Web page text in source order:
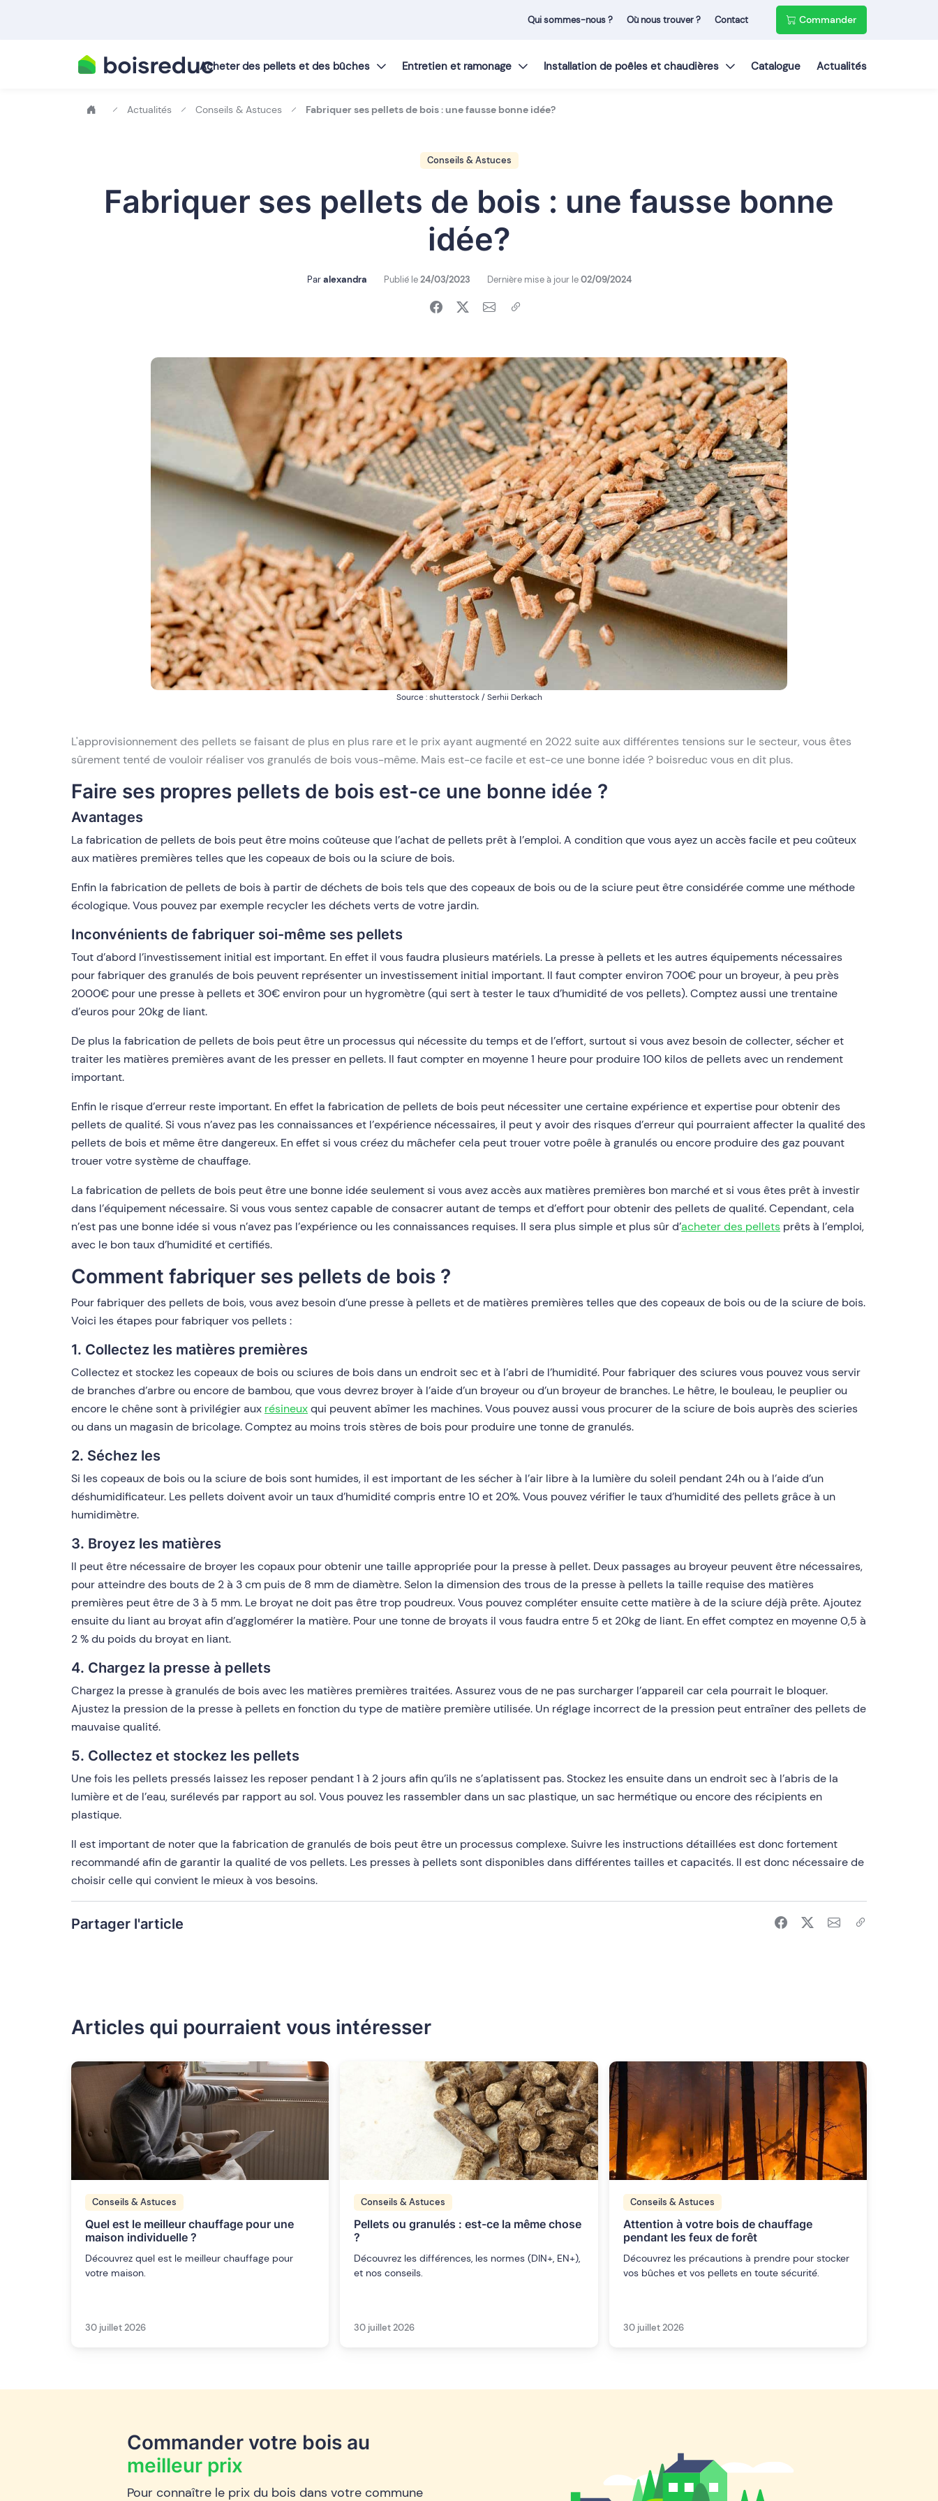
Acheter des pellets et des bûches Entretien et ramonage Installation de poêles et chaudières Catalogue Actualités
Qui sommes-nous ? Où nous trouver ? Contact Commander
Actualités Conseils & Astuces Fabriquer ses pellets de bois : une fausse bonne idée?
Conseils & Astuces
Fabriquer ses pellets de bois : une fausse bonne
idée?
Paralexandra Publié le24/03/2023 Dernière mise à jour le02/09/2024
Source : shutterstock / Serhii Derkach
L'approvisionnement des pellets se faisant de plus en plus rare et le prix ayant augmenté en 2022 suite aux différentes tensions sur le secteur, vous êtes
sûrement tenté de vouloir réaliser vos granulés de bois vous-même. Mais est-ce facile et est-ce une bonne idée ? boisreduc vous en dit plus.
Faire ses propres pellets de bois est-ce une bonne idée ?
Avantages
La fabrication de pellets de bois peut être moins coûteuse que l’achat de pellets prêt à l’emploi. A condition que vous ayez un accès facile et peu coûteux
aux matières premières telles que les copeaux de bois ou la sciure de bois.
Enfin la fabrication de pellets de bois à partir de déchets de bois tels que des copeaux de bois ou de la sciure peut être considérée comme une méthode
écologique. Vous pouvez par exemple recycler les déchets verts de votre jardin.
Inconvénients de fabriquer soi-même ses pellets
Tout d’abord l’investissement initial est important. En effet il vous faudra plusieurs matériels. La presse à pellets et les autres équipements nécessaires
pour fabriquer des granulés de bois peuvent représenter un investissement initial important. Il faut compter environ 700€ pour un broyeur, à peu près
2000€ pour une presse à pellets et 30€ environ pour un hygromètre (qui sert à tester le taux d’humidité de vos pellets). Comptez aussi une trentaine
d’euros pour 20kg de liant.
De plus la fabrication de pellets de bois peut être un processus qui nécessite du temps et de l’effort, surtout si vous avez besoin de collecter, sécher et
traiter les matières premières avant de les presser en pellets. Il faut compter en moyenne 1 heure pour produire 100 kilos de pellets avec un rendement
important.
Enfin le risque d’erreur reste important. En effet la fabrication de pellets de bois peut nécessiter une certaine expérience et expertise pour obtenir des
pellets de qualité. Si vous n’avez pas les connaissances et l’expérience nécessaires, il peut y avoir des risques d’erreur qui pourraient affecter la qualité des
pellets de bois et même être dangereux. En effet si vous créez du mâchefer cela peut trouer votre poêle à granulés ou encore produire des gaz pouvant
trouer votre système de chauffage.
La fabrication de pellets de bois peut être une bonne idée seulement si vous avez accès aux matières premières bon marché et si vous êtes prêt à investir
dans l’équipement nécessaire. Si vous vous sentez capable de consacrer autant de temps et d’effort pour obtenir des pellets de qualité. Cependant, cela
n’est pas une bonne idée si vous n’avez pas l’expérience ou les connaissances requises. Il sera plus simple et plus sûr d’acheter des pellets prêts à l’emploi,
avec le bon taux d’humidité et certifiés.
Comment fabriquer ses pellets de bois ?
Pour fabriquer des pellets de bois, vous avez besoin d’une presse à pellets et de matières premières telles que des copeaux de bois ou de la sciure de bois.
Voici les étapes pour fabriquer vos pellets :
1. Collectez les matières premières
Collectez et stockez les copeaux de bois ou sciures de bois dans un endroit sec et à l’abri de l’humidité. Pour fabriquer des sciures vous pouvez vous servir
de branches d’arbre ou encore de bambou, que vous devrez broyer à l’aide d’un broyeur ou d’un broyeur de branches. Le hêtre, le bouleau, le peuplier ou
encore le chêne sont à privilégier aux résineuxqui peuvent abîmer les machines. Vous pouvez aussi vous procurer de la sciure de bois auprès des scieries
ou dans un magasin de bricolage. Comptez au moins trois stères de bois pour produire une tonne de granulés.
2. Séchez les
Si les copeaux de bois ou la sciure de bois sont humides, il est important de les sécher à l’air libre à la lumière du soleil pendant 24h ou à l’aide d’un
déshumidificateur. Les pellets doivent avoir un taux d’humidité compris entre 10 et 20%. Vous pouvez vérifier le taux d’humidité des pellets grâce à un
humidimètre.
3. Broyez les matières
Il peut être nécessaire de broyer les copaux pour obtenir une taille appropriée pour la presse à pellet. Deux passages au broyeur peuvent être nécessaires,
pour atteindre des bouts de 2 à 3 cm puis de 8 mm de diamètre. Selon la dimension des trous de la presse à pellets la taille requise des matières
premières peut être de 3 à 5 mm. Le broyat ne doit pas être trop poudreux. Vous pouvez compléter ensuite cette matière à de la sciure déjà prête. Ajoutez
ensuite du liant au broyat afin d’agglomérer la matière. Pour une tonne de broyats il vous faudra entre 5 et 20kg de liant. En effet comptez en moyenne 0,5 à
2 % du poids du broyat en liant.
4. Chargez la presse à pellets
Chargez la presse à granulés de bois avec les matières premières traitées. Assurez vous de ne pas surcharger l’appareil car cela pourrait le bloquer.
Ajustez la pression de la presse à pellets en fonction du type de matière première utilisée. Un réglage incorrect de la pression peut entraîner des pellets de
mauvaise qualité.
5. Collectez et stockez les pellets
Une fois les pellets pressés laissez les reposer pendant 1 à 2 jours afin qu’ils ne s’aplatissent pas. Stockez les ensuite dans un endroit sec à l’abris de la
lumière et de l’eau, surélevés par rapport au sol. Vous pouvez les rassembler dans un sac plastique, un sac hermétique ou encore des récipients en
plastique.
Il est important de noter que la fabrication de granulés de bois peut être un processus complexe. Suivre les instructions détaillées est donc fortement
recommandé afin de garantir la qualité de vos pellets. Les presses à pellets sont disponibles dans différentes tailles et capacités. Il est donc nécessaire de
choisir celle qui convient le mieux à vos besoins.
Partager l'article
Articles qui pourraient vous intéresser
Conseils & Astuces
Quel est le meilleur chauffage pour une
maison individuelle ?
Découvrez quel est le meilleur chauffage pour
votre maison.
30 juillet 2026
Conseils & Astuces
Pellets ou granulés : est-ce la même chose
?
Découvrez les différences, les normes (DIN+, EN+),
et nos conseils.
30 juillet 2026
Conseils & Astuces
Attention à votre bois de chauffage
pendant les feux de forêt
Découvrez les précautions à prendre pour stocker
vos bûches et vos pellets en toute sécurité.
30 juillet 2026
Commander votre bois au
meilleur prix
Pour connaître le prix du bois dans votre commune